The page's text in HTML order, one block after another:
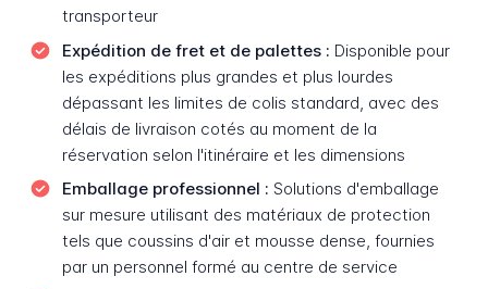
transporteur
Expédition de fret et de palettes : Disponible pour
les expéditions plus grandes et plus lourdes
dépassant les limites de colis standard, avec des
délais de livraison cotés au moment de la
réservation selon l'itinéraire et les dimensions
Emballage professionnel : Solutions d'emballage
sur mesure utilisant des matériaux de protection
tels que coussins d'air et mousse dense, fournies
par un personnel formé au centre de service